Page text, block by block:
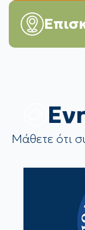
Μάθετε ότι